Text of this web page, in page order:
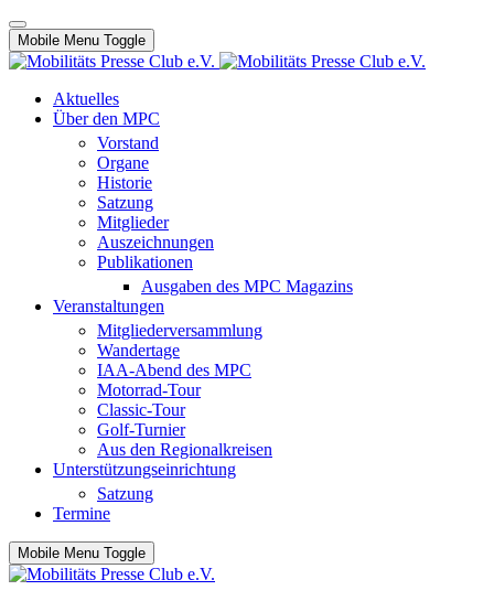
Mobile Menu Toggle
Aktuelles
Über den MPC
Vorstand
Organe
Historie
Satzung
Mitglieder
Auszeichnungen
Publikationen
Ausgaben des MPC Magazins
Veranstaltungen
Mitgliederversammlung
Wandertage
IAA-Abend des MPC
Motorrad-Tour
Classic-Tour
Golf-Turnier
Aus den Regionalkreisen
Unterstützungseinrichtung
Satzung
Termine
Mobile Menu Toggle